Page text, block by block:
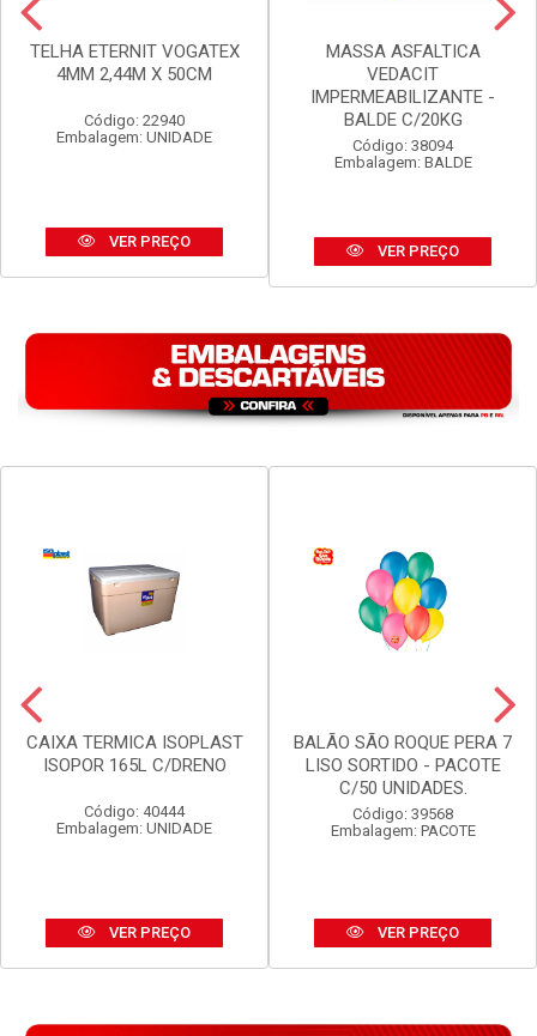
TELHA ETERNIT VOGATEX
4MM 2,44M X 50CM
Código: 22940
Embalagem: UNIDADE
VER PREÇO
MASSA ASFALTICA
VEDACIT
IMPERMEABILIZANTE -
BALDE C/20KG
Código: 38094
Embalagem: BALDE
VER PREÇO
CAIXA TERMICA ISOPLAST
ISOPOR 165L C/DRENO
Código: 40444
Embalagem: UNIDADE
VER PREÇO
BALÃO SÃO ROQUE PERA 7
LISO SORTIDO - PACOTE
C/50 UNIDADES.
Código: 39568
Embalagem: PACOTE
VER PREÇO